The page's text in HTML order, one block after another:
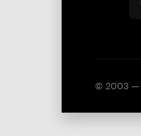
© 2003 —